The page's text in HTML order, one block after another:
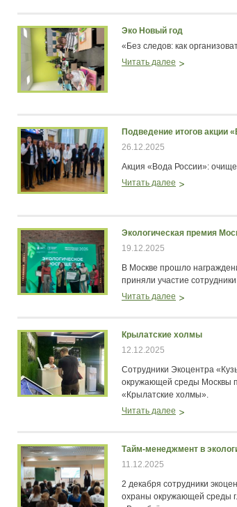
Эко Новый год
«Без следов: как
Читать далее
Подведение итогов акции
26.12.2025
Акция «Вода России»:
Читать далее
Экологическая премия
19.12.2025
В Москве прошло
приняли участие
Читать далее
Крылатские холмы
12.12.2025
Сотрудники Экоцентра
окружающей среды Москвы
«Крылатские холмы».
Читать далее
Тайм-менеджмент в
11.12.2025
2 декабря сотрудники
охраны окружающей среды